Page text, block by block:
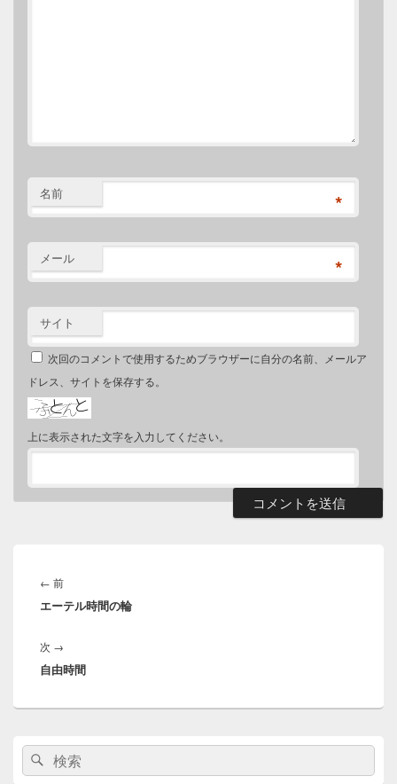
名前 *
メール *
サイト
次回のコメントで使用するためブラウザーに自分の名前、メールア
ドレス、サイトを保存する。
上に表示された文字を入力してください。
稿
ナ
ゲ
ー
シ
← 前前
の
エーテル時間の輪
次 →
の
稿:
自由時間
ン
検
索:
検
索